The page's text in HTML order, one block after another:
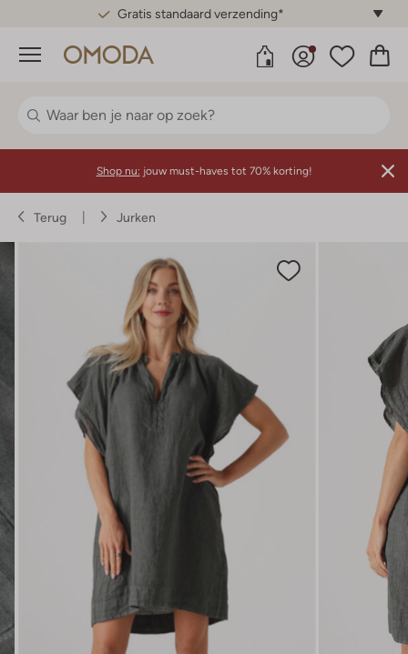
Gratis standaard verzending*
Menu
Shop nu: jouw must-haves tot 70% korting!
Terug Jurken